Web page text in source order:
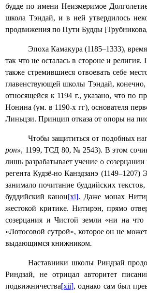
будде по имени Неизмеримое
школа Тэндай, и в ней утвердилось
продвижения по Пути Будды
Эпоха Камакура (1185‒1333),
так что не осталась в стороне и
также стремившиеся отвоевать себе
главенствующей школы Тэндай,
относящейся к 1194 г., указано, что по
Нонина (ум. в 1190-х гг), основателя
Линьцзи. Принцип отказа от опоры на
Чтобы защититься от подобных
рон», 1199, ТСД 80, № 2543). В этом
лишь разрабатывает учение о
регента Кудзё-но Канэдзанэ
занимало почитание буддийских
буддийский канон[xi]. Даже монах
жестокой критике. Нитирэн, прямо
созерцания и Чистой земли «ни на
«Лотосовой сутрой», которое он не
выдающимся книжником.
Наставники школы Риндзай
Риндзай, не отрицал авторитет
подвижничества[xii], однако сам был